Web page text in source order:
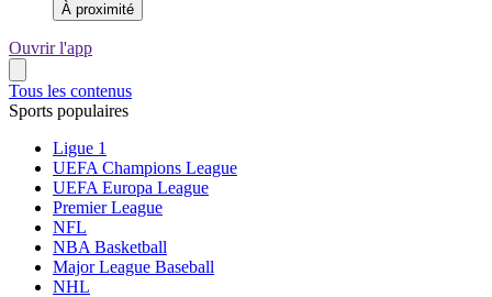
À proximité
Ouvrir l'app
Tous les contenus
Sports populaires
Ligue 1
UEFA Champions League
UEFA Europa League
Premier League
NFL
NBA Basketball
Major League Baseball
NHL